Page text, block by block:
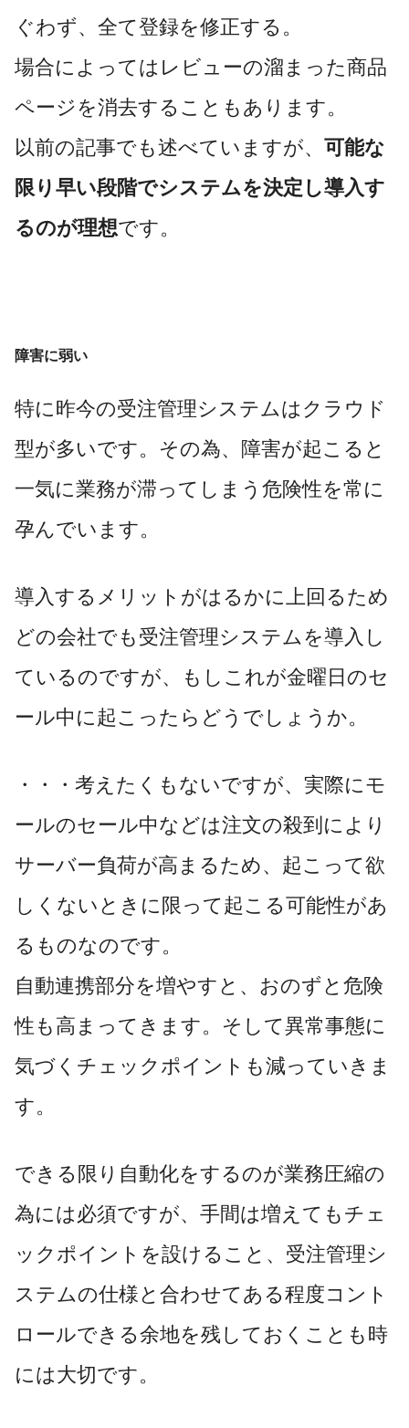
ぐわず、全て登録を修正する。
場合によってはレビューの溜まった商品
ページを消去することもあります。
以前の記事でも述べていますが、 可能な
限り早い段階でシステムを決定し導入す
るのが理想です。
障害に弱い
特に昨今の受注管理システムはクラウド
型が多いです。その為、障害が起こると
一気に業務が滞ってしまう危険性を常に
孕んでいます。
導入するメリットがはるかに上回るため
どの会社でも受注管理システムを導入し
ているのですが、もしこれが金曜日のセ
ール中に起こったらどうでしょうか。
・・・考えたくもないですが、実際にモ
ールのセール中などは注文の殺到により
サーバー負荷が高まるため、起こって欲
しくないときに限って起こる可能性があ
るものなのです。
自動連携部分を増やすと、おのずと危険
性も高まってきます。そして異常事態に
気づくチェックポイントも減っていきま
す。
できる限り自動化をするのが業務圧縮の
為には必須ですが、手間は増えてもチェ
ックポイントを設けること、受注管理シ
ステムの仕様と合わせてある程度コント
ロールできる余地を残しておくことも時
には大切です。